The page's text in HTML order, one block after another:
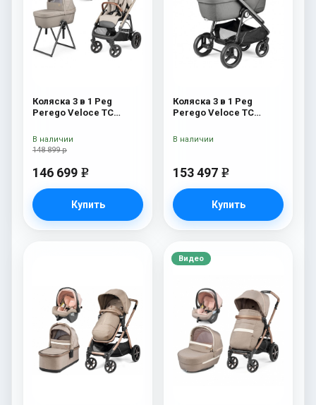
Коляска 3 в 1 Peg
Perego Veloce TC
New
148 899 р
146 699 e
Купить
В наличии
Коляска 3 в 1 Peg
Perego Veloce TC
Mercury
153 497 e
Купить
В наличии
Видео